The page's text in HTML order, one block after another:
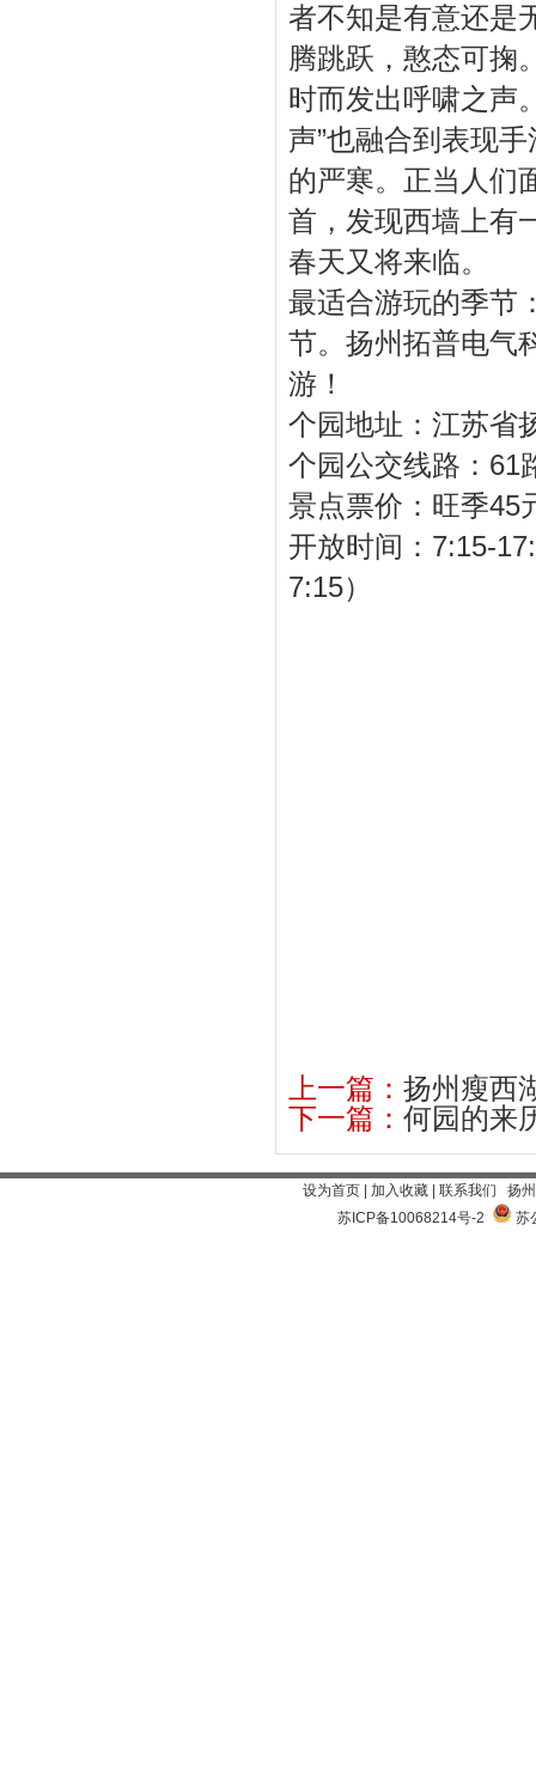
者不知是有意还是
腾跳跃，憨态可掬
时而发出呼啸之声
声”也融合到表现
的严寒。正当人们
首，发现西墙上有
春天又将来临。
最适合游玩的季节
节。扬州拓普电气
游！
个园地址：江苏省
个园公交线路：61
景点票价：旺季45
开放时间：7:15-
7:15）
上一篇： 扬州瘦西
下一篇： 何园的来
设为首页 加入收藏 联系我们 扬
苏ICP备10068214号-2
苏